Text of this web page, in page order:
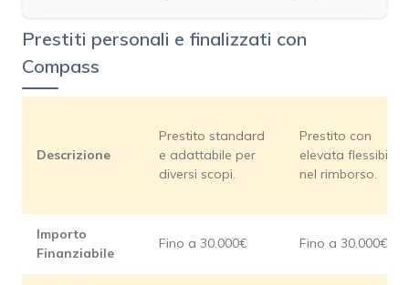
Prestiti personali e finalizzati con
Compass
Descrizione
Prestito standard
e adattabile per
diversi scopi.
Prestito con
elevata flessibilità
nel rimborso.
Importo
Finanziabile
Fino a 30.000€ Fino a 30.000€